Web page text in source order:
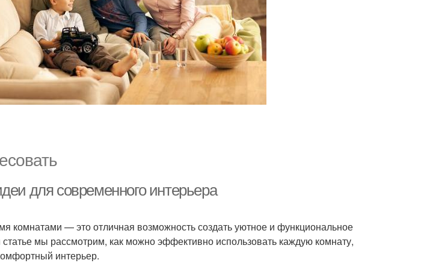
для современного интерьера
комнатами — это отличная возможность создать уютное и функциональное
мы рассмотрим, как можно эффективно использовать каждую комнату,
интерьер.